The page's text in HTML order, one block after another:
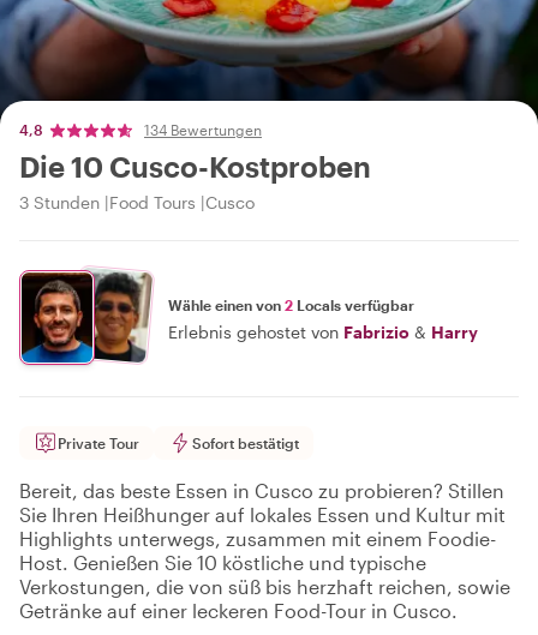
4,8 134 Bewertungen
Die 10 Cusco-Kostproben
3 Stunden Food Tours Cusco
Wähle einen von 2 Locals verfügbar
Erlebnis gehostet von Fabrizio & Harry
Private Tour Sofort bestätigt
Bereit, das beste Essen in Cusco zu probieren? Stillen
Sie Ihren Heißhunger auf lokales Essen und Kultur mit
Highlights unterwegs, zusammen mit einem Foodie-
Host. Genießen Sie 10 köstliche und typische
Verkostungen, die von süß bis herzhaft reichen, sowie
Getränke auf einer leckeren Food-Tour in Cusco.